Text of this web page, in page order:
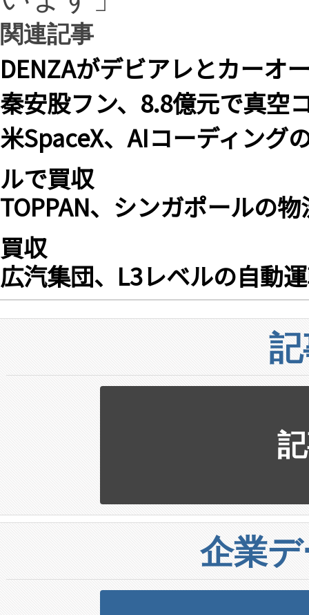
関連記事
DENZAがデビアレとカーオ
秦安股フン、8.8億元で真空
米SpaceX、AIコーディング
ルで買収
TOPPAN、シンガポールの
買収
広汽集団、L3レベルの自動
企業